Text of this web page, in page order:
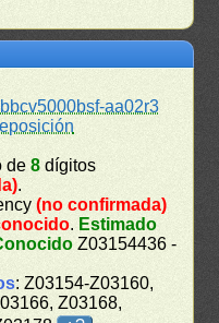
bbcv5000bsf-aa02r3
de8 dígitos
.
(no confirmada)
. Estimado
Z03154436 -
: Z03154-Z03160,
Z03168,